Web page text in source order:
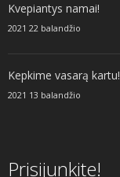
Kvepiantys namai!
2021 22 balandžio
Kepkime vasarą kartu!
2021 13 balandžio
Prisijunkite!